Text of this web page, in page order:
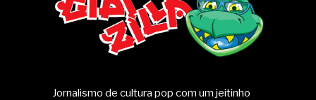
Jornalismo de cultura pop com um jeitinho